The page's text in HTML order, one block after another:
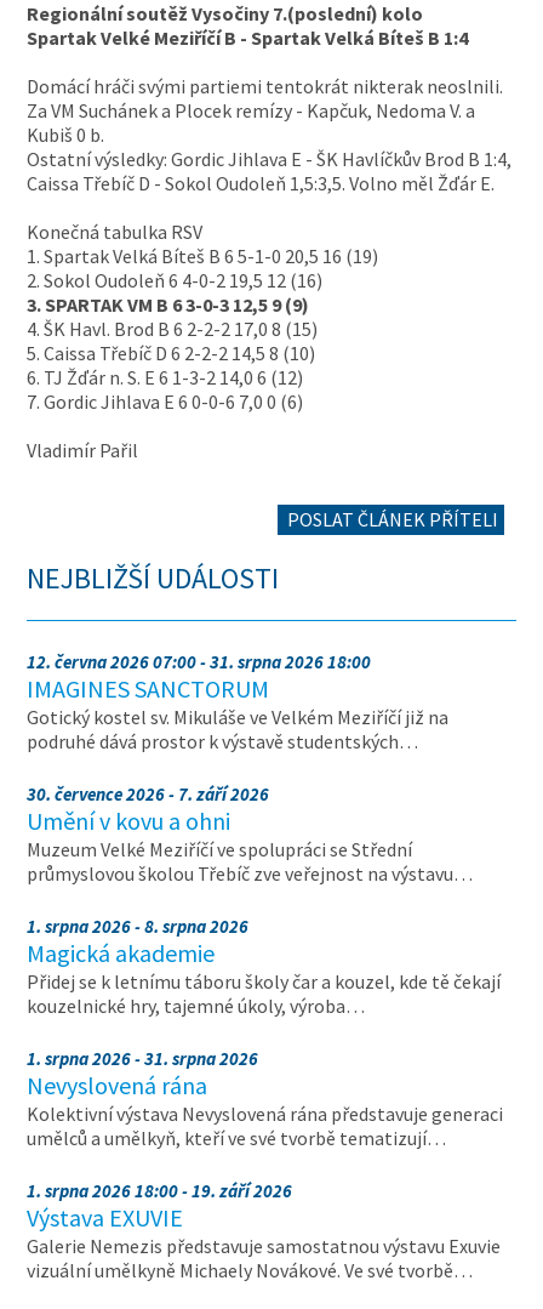
Regionální soutěž Vysočiny 7.(poslední) kolo
Spartak Velké Meziříčí B - Spartak Velká Bíteš B 1:4
Domácí hráči svými partiemi tentokrát nikterak neoslnili.
Za VM Suchánek a Plocek remízy - Kapčuk, Nedoma V. a
Kubiš 0 b.
Ostatní výsledky: Gordic Jihlava E - ŠK Havlíčkův Brod B 1:4,
Caissa Třebíč D - Sokol Oudoleň 1,5:3,5. Volno měl Žďár E.
Konečná tabulka RSV
1. Spartak Velká Bíteš B 6 5-1-0 20,5 16 (19)
2. Sokol Oudoleň 6 4-0-2 19,5 12 (16)
3. SPARTAK VM B 6 3-0-3 12,5 9 (9)
4. ŠK Havl. Brod B 6 2-2-2 17,0 8 (15)
5. Caissa Třebíč D 6 2-2-2 14,5 8 (10)
6. TJ Žďár n. S. E 6 1-3-2 14,0 6 (12)
7. Gordic Jihlava E 6 0-0-6 7,0 0 (6)
Vladimír Pařil
POSLAT ČLÁNEK PŘÍTELI
NEJBLIŽŠÍ UDÁLOSTI
12. června 2026 07:00 - 31. srpna 2026 18:00
IMAGINES SANCTORUM
Gotický kostel sv. Mikuláše ve Velkém Meziříčí již na
podruhé dává prostor k výstavě studentských…
30. července 2026 - 7. září 2026
Umění v kovu a ohni
Muzeum Velké Meziříčí ve spolupráci se Střední
průmyslovou školou Třebíč zve veřejnost na výstavu…
1. srpna 2026 - 8. srpna 2026
Magická akademie
Přidej se k letnímu táboru školy čar a kouzel, kde tě čekají
kouzelnické hry, tajemné úkoly, výroba…
1. srpna 2026 - 31. srpna 2026
Nevyslovená rána
Kolektivní výstava Nevyslovená rána představuje generaci
umělců a umělkyň, kteří ve své tvorbě tematizují…
1. srpna 2026 18:00 - 19. září 2026
Výstava EXUVIE
Galerie Nemezis představuje samostatnou výstavu Exuvie
vizuální umělkyně Michaely Novákové. Ve své tvorbě…